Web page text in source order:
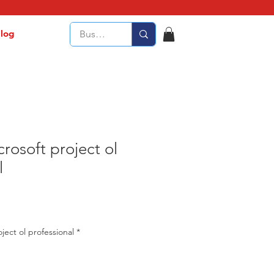
project ol
ol professional *